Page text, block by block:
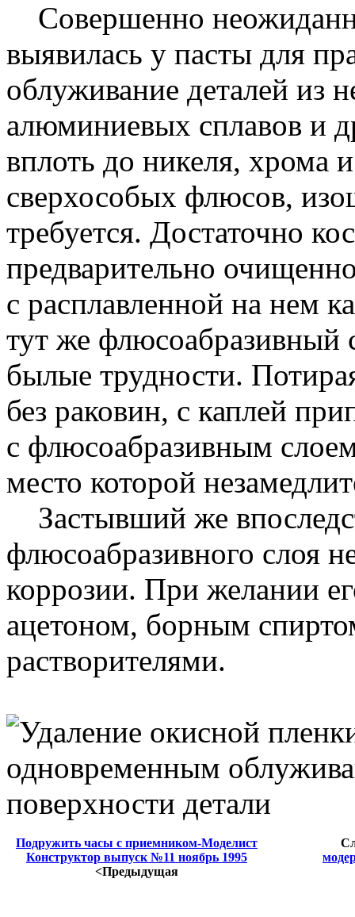
Совершенно
выявилась у пасты для
облуживание деталей из
алюминиевых сплавов и
вплоть до никеля, хрома
сверхособых флюсов,
требуется. Достаточно
предварительно
с расплавленной на нем
тут же флюсоабразивный
былые трудности.
без раковин, с каплей
с флюсоабразивным
место которой
Застывший же
флюсоабразивного слоя
коррозии. При желании
ацетоном, борным
растворителями.
Подружить часы с приемником-Моделист
Конструктор выпуск №11 ноябрь 1995
<Предыдущая